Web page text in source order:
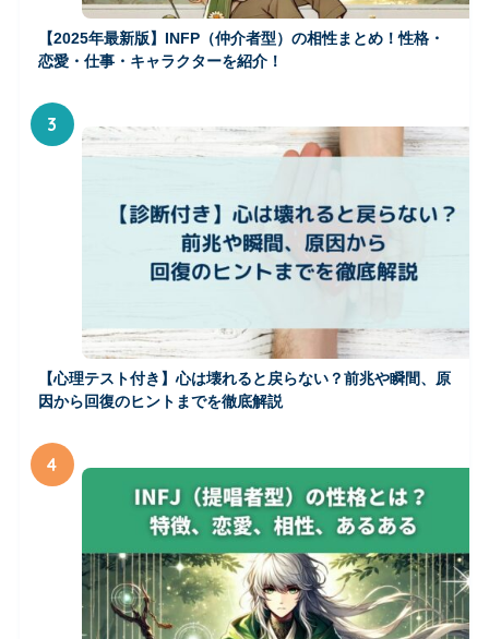
【2025年最新版】INFP（仲介者型）の相性まとめ！性格・
恋愛・仕事・キャラクターを紹介！
3
【心理テスト付き】心は壊れると戻らない？前兆や瞬間、原
因から回復のヒントまでを徹底解説
4